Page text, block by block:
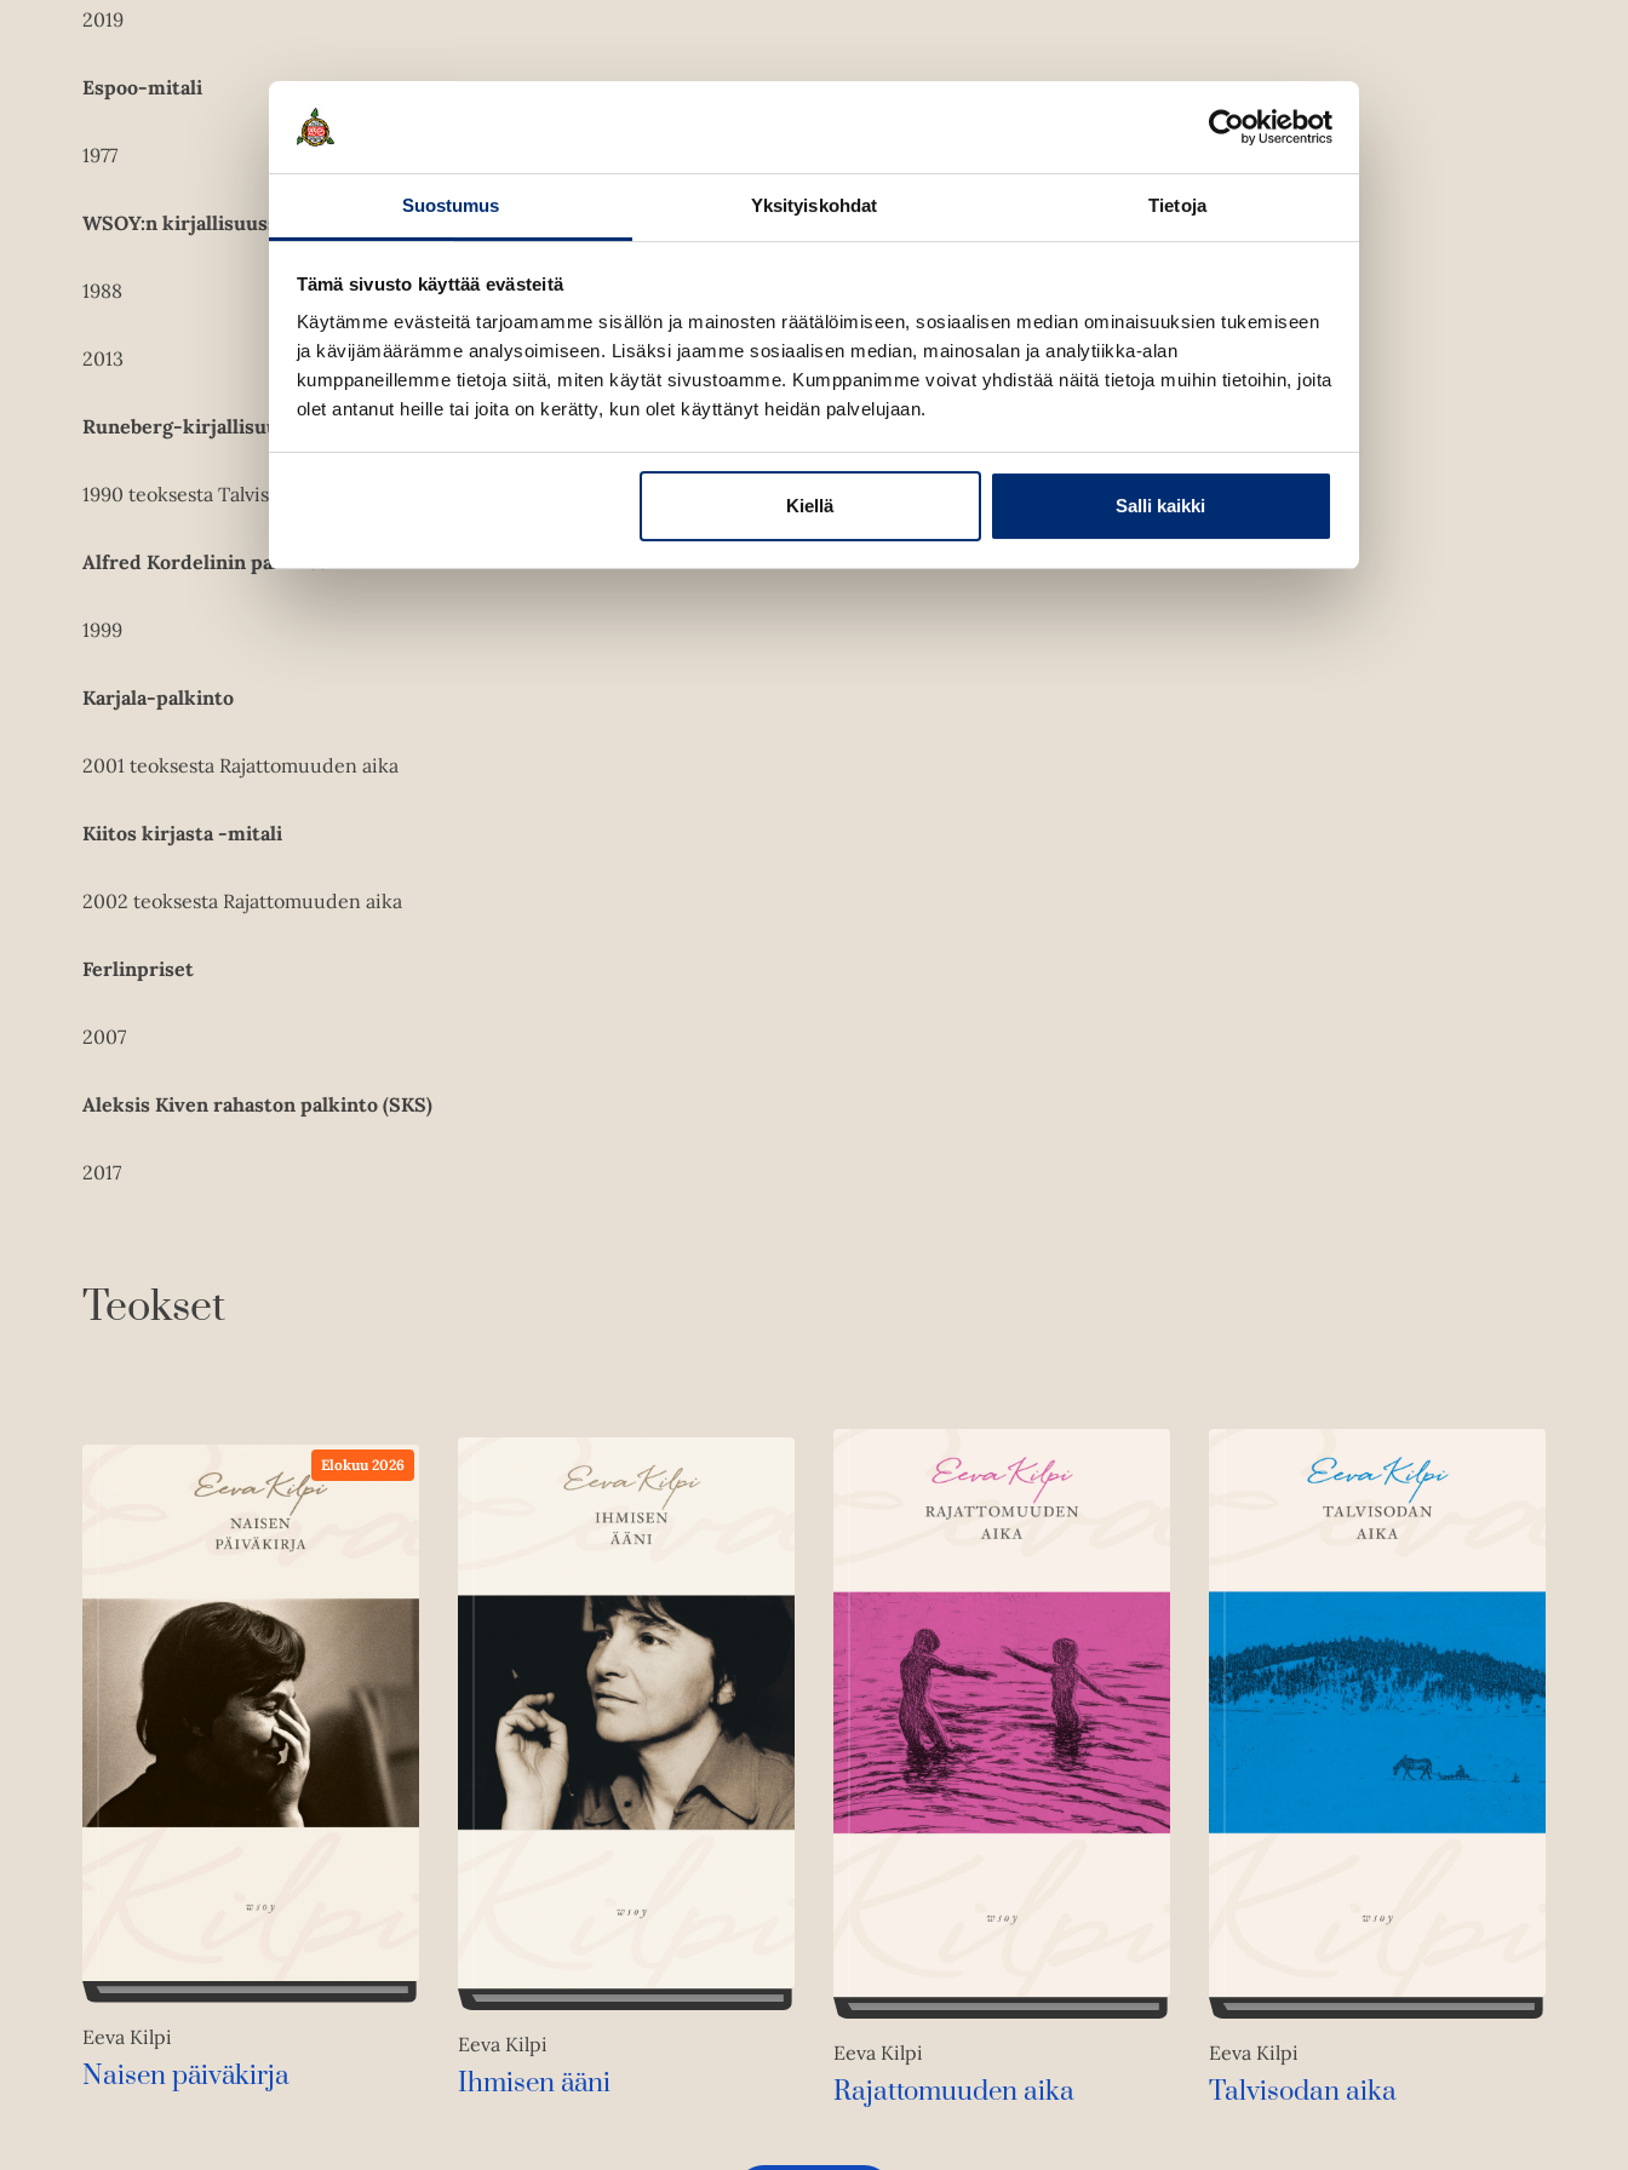
Suostumus Yksityiskohdat Tietoja
Tämä sivusto käyttää evästeitä
Käytämme evästeitä tarjoamamme sisällön ja mainosten räätälöimiseen, sosiaalisen median ominaisuuksien tukemiseen
ja kävijämäärämme analysoimiseen. Lisäksi jaamme sosiaalisen median, mainosalan ja analytiikka-alan
kumppaneillemme tietoja siitä, miten käytät sivustoamme. Kumppanimme voivat yhdistää näitä tietoja muihin tietoihin, joita
olet antanut heille tai joita on kerätty, kun olet käyttänyt heidän palvelujaan.
Kiellä Salli kaikki
2019
Espoo-mitali
1977
WSOY:n kirjallisuussäätiön tunnustuspalkinto
1988
2013
Runeberg-kirjallisuuspalkinto
1990 teoksesta Talvisodan aika
Alfred Kordelinin palkinto
1999
Karjala-palkinto
2001 teoksesta Rajattomuuden aika
Kiitos kirjasta -mitali
2002 teoksesta Rajattomuuden aika
Ferlinpriset
2007
Aleksis Kiven rahaston palkinto (SKS)
2017
Teokset
Elokuu 2026
Eeva Kilpi
Naisen päiväkirja
Eeva Kilpi
Ihmisen ääni
Eeva Kilpi
Rajattomuuden aika
Eeva Kilpi
Talvisodan aika